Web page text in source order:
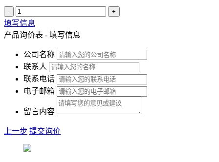
- +
填写信息
产品询价表 - 填写信息
公司名称
联系人
联系电话
电子邮箱
留言内容
上一步 提交询价